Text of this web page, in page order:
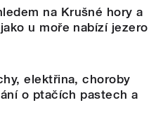
na Krušné hory a
u moře nabízí jezero
elektřina, choroby
o ptačích pastech a